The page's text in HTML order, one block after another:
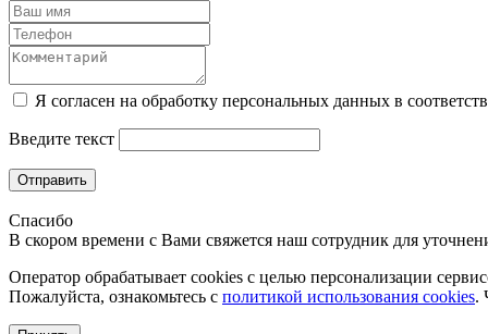
Я согласен на обработку персональных данных в
Введите текст
Отправить
Спасибо
В скором времени с Вами свяжется наш сотрудник для
Оператор обрабатывает cookies с целью персонализации
Пожалуйста, ознакомьтесь с политикой использования cookies.